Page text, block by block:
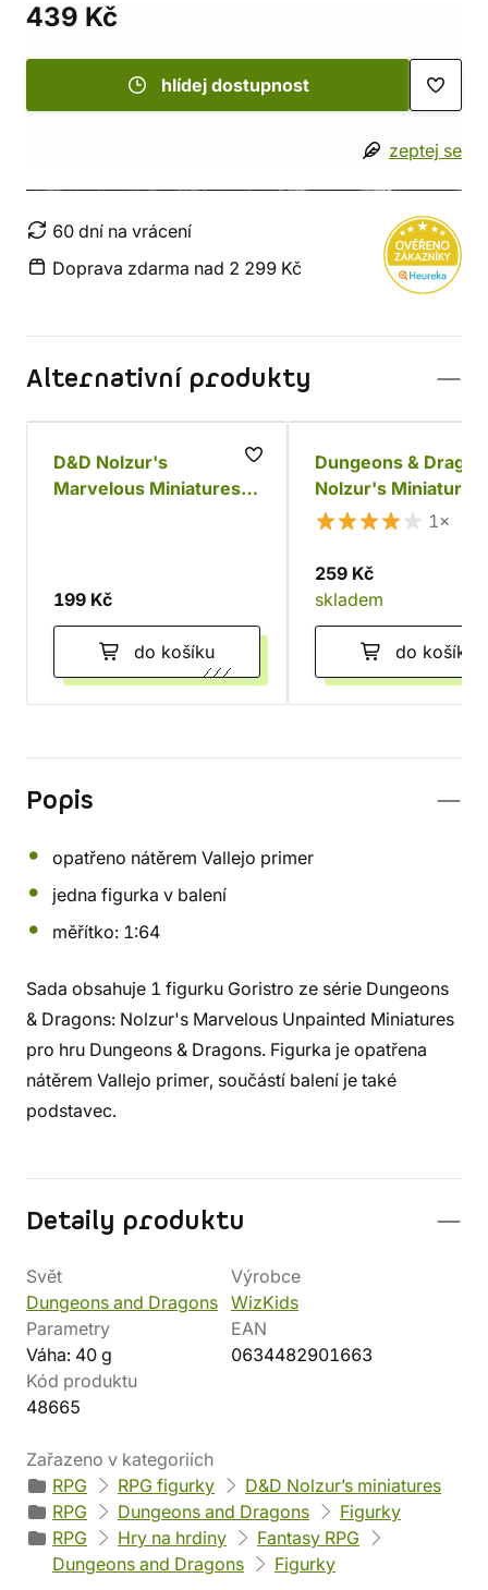
439 Kč
hlídej dostupnost
zeptej se
60 dní na vrácení
Doprava zdarma nad 2 299 Kč
Alternativní produkty
D&D Nolzur's
Marvelous Miniatures:
199 Kč
do košíku
Dungeons &
Nolzur's
Cloaker
1×
259 Kč
skladem
do košíku
Popis
opatřeno nátěrem Vallejo primer
jedna figurka v balení
měřítko: 1:64
Sada obsahuje 1 figurku Goristro ze série Dungeons
& Dragons: Nolzur's Marvelous Unpainted Miniatures
pro hru Dungeons & Dragons. Figurka je opatřena
nátěrem Vallejo primer, součástí balení je také
podstavec.
Detaily produktu
Svět
Dungeons and Dragons
Výrobce
WizKids
Parametry
Váha: 40 g
EAN
0634482901663
Kód produktu
48665
Zařazeno v kategoriích
RPG
RPG figurky
D&D Nolzur’s miniatures
RPG
Dungeons and Dragons
Figurky
RPG
Hry na hrdiny
Fantasy RPG
Dungeons and Dragons
Figurky